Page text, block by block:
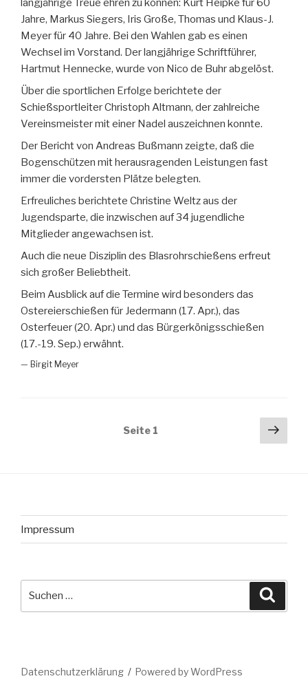
langjährige Treue ehren zu können: Kurt Heipke für 60
Jahre, Markus Siegers, Iris Große, Thomas und Klaus-J.
Meyer für 40 Jahre. Bei den Wahlen gab es einen
Wechsel im Vorstand. Der langjährige Schriftführer,
Hartmut Hennecke, wurde von Nico de Buhr abgelöst.
Über die sportlichen Erfolge berichtete der
Schießsportleiter Christoph Altmann, der zahlreiche
Vereinsmeister mit einer Nadel auszeichnen konnte.
Der Bericht von Andreas Bußmann zeigte, daß die
Bogenschützen mit herausragenden Leistungen fast
immer die vordersten Plätze belegten.
Erfreuliches berichtete Christine Weltz aus der
Jugendsparte, die inzwischen auf 34 jugendliche
Mitglieder angewachsen ist.
Auch die neue Disziplin des Blasrohrschießens erfreut
sich großer Beliebtheit.
Beim Ausblick auf die Termine wird besonders das
Ostereierschießen für Jedermann (17. Apr.), das
Osterfeuer (20. Apr.) und das Bürgerkönigsschießen
(17.-19. Sep.) erwähnt.
— Birgit Meyer
Seite 1
Impressum
Datenschutzerklärung Powered by WordPress